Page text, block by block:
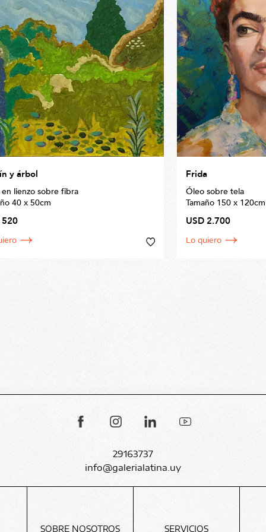
y árbol
lienzo sobre fibra
40 x 50cm
520
Frida
Óleo sobre tela
Tamaño 150 x 120cm
USD 2.700
Lo quiero
29163737
info@galerialatina.uy
SOBRE NOSOTROS SERVICIOS